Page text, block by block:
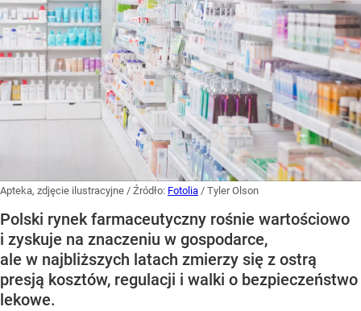
Apteka, zdjęcie ilustracyjne / Źródło: Fotolia / Tyler Olson
Polski rynek farmaceutyczny rośnie wartościowo
i zyskuje na znaczeniu w gospodarce,
ale w najbliższych latach zmierzy się z ostrą
presją kosztów, regulacji i walki o bezpieczeństwo
lekowe.